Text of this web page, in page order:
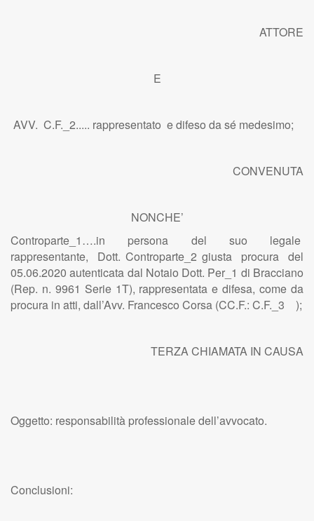
ATTORE
E
AVV. C.F._2..... rappresentato e difeso da sé medesimo;
CONVENUTA
NONCHE’
Controparte_1….in persona del suo legale
rappresentante, Dott. Controparte_2 giusta procura del
05.06.2020 autenticata dal Notaio Dott. Per_1 di Bracciano
(Rep. n. 9961 Serie 1T), rappresentata e difesa, come da
procura in atti, dall’Avv. Francesco Corsa (CC.F.: C.F._3 );
TERZA CHIAMATA IN CAUSA
Oggetto: responsabilità professionale dell’avvocato.
Conclusioni: